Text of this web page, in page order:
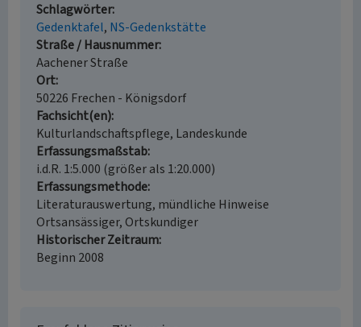
Schlagwörter
Gedenktafel NS-Gedenkstätte
Straße / Hausnummer
Aachener Straße
Ort
50226 Frechen - Königsdorf
Fachsicht(en)
Kulturlandschaftspflege, Landeskunde
Erfassungsmaßstab
i.d.R. 1:5.000 (größer als 1:20.000)
Erfassungsmethode
Literaturauswertung, mündliche Hinweise
Ortsansässiger, Ortskundiger
Historischer Zeitraum
Beginn 2008